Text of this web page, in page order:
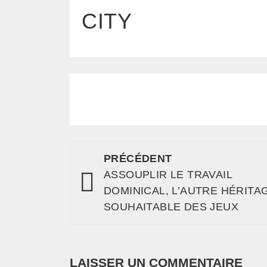
CITY
PRÉCÉDENT
ASSOUPLIR LE TRAVAIL
DOMINICAL, L’AUTRE
SOUHAITABLE DES JEUX
LAISSER UN COMMENTAIRE